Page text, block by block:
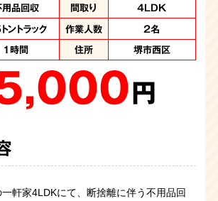
品回収 間取り
4LDK
ントラック 作業人数
2名
1時間 住所 堺市西区
円
軒家4LDKにて、断捨離に伴う不用品回
ントラック積
題プラン
間取り 部屋の一部
ントラック 作業人数
2人
2時間 住所
大阪府堺市西区 K
品回収 間取り
2DK
トラック 作業人数
3名
5時間 住所 大阪府堺市西区
のことで不用品回収のご依頼です。棚や